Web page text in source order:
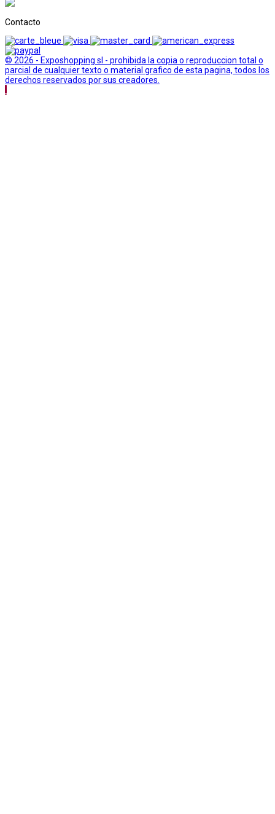
Contacto
© 2026 - Exposhopping sl - prohibida la copia o reproduccion total o
parcial de cualquier texto o material grafico de esta pagina, todos los
derechos reservados por sus creadores.